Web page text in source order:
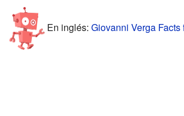
En inglés: Giovanni Verga Facts